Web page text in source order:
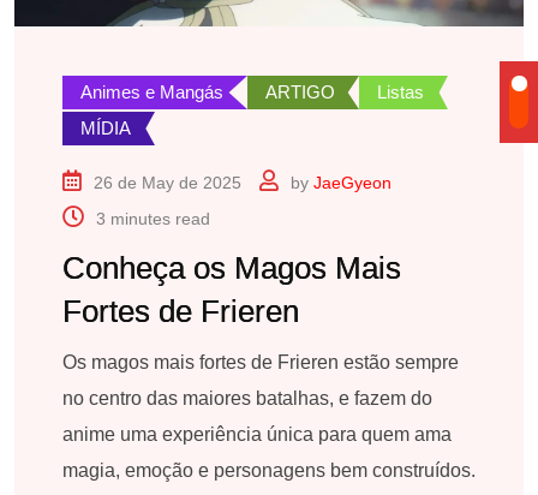
Animes e Mangás ARTIGO
Listas
MÍDIA
26 de May de 2025 by JaeGyeon
3 minutes read
Conheça os Magos Mais
Fortes de Frieren
Os magos mais fortes de Frieren estão sempre
no centro das maiores batalhas, e fazem do
anime uma experiência única para quem ama
magia, emoção e personagens bem construídos.